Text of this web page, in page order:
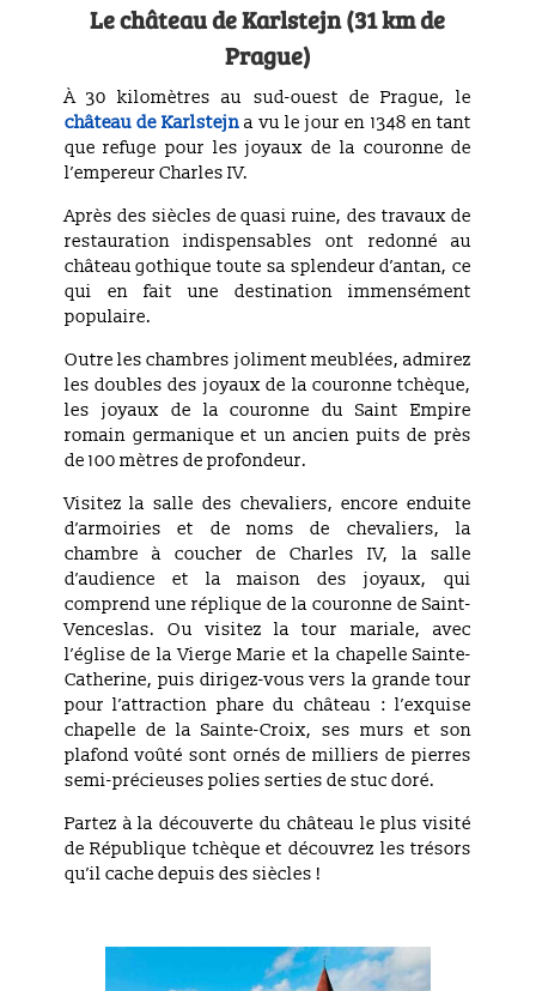
Le château de Karlstejn (31 km de
Prague)
À 30 kilomètres au sud-ouest de Prague, le
château de Karlstejn a vu le jour en 1348 en tant
que refuge pour les joyaux de la couronne de
l’empereur Charles IV.
Après des siècles de quasi ruine, des travaux de
restauration indispensables ont redonné au
château gothique toute sa splendeur d’antan, ce
qui en fait une destination immensément
populaire.
Outre les chambres joliment meublées, admirez
les doubles des joyaux de la couronne tchèque,
les joyaux de la couronne du Saint Empire
romain germanique et un ancien puits de près
de 100 mètres de profondeur.
Visitez la salle des chevaliers, encore enduite
d’armoiries et de noms de chevaliers, la
chambre à coucher de Charles IV, la salle
d’audience et la maison des joyaux, qui
comprend une réplique de la couronne de Saint-
Venceslas. Ou visitez la tour mariale, avec
l’église de la Vierge Marie et la chapelle Sainte-
Catherine, puis dirigez-vous vers la grande tour
pour l’attraction phare du château : l’exquise
chapelle de la Sainte-Croix, ses murs et son
plafond voûté sont ornés de milliers de pierres
semi-précieuses polies serties de stuc doré.
Partez à la découverte du château le plus visité
de République tchèque et découvrez les trésors
qu’il cache depuis des siècles !